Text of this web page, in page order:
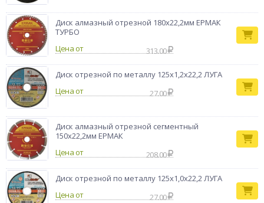
Диск алмазный отрезной 180х22,2мм ЕРМАК
ТУРБО
Цена от
313.00
Диск отрезной по металлу 125х1,2х22,2 ЛУГА
Цена от
27.00
Диск алмазный отрезной сегментный
150х22,2мм ЕРМАК
Цена от
208.00
Диск отрезной по металлу 125х1,0х22,2 ЛУГА
Цена от
27.00